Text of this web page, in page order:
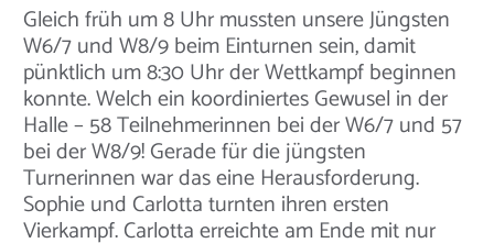
Gleich früh um 8 Uhr mussten unsere Jüngsten
W6/7 und W8/9 beim Einturnen sein, damit
pünktlich um 8:30 Uhr der Wettkampf beginnen
konnte. Welch ein koordiniertes Gewusel in der
Halle – 58 Teilnehmerinnen bei der W6/7 und 57
bei der W8/9! Gerade für die jüngsten
Turnerinnen war das eine Herausforderung.
Sophie und Carlotta turnten ihren ersten
Vierkampf. Carlotta erreichte am Ende mit nur